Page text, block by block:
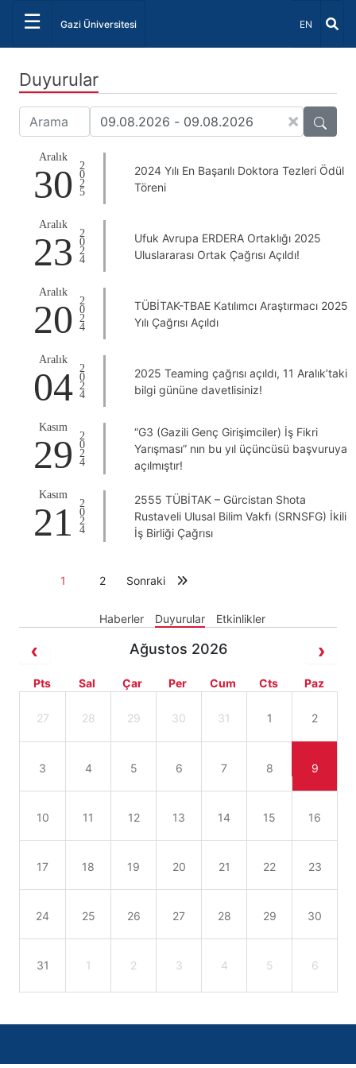
☰ Gazi Üniversitesi Dil Seçiniz
EN
Duyurular
×
Aralık
30 2025
2024 Yılı En Başarılı Doktora Tezleri Ödül
Töreni
Aralık
23 2024
Ufuk Avrupa ERDERA Ortaklığı 2025
Uluslararası Ortak Çağrısı Açıldı!
Aralık
20 2024
TÜBİTAK-TBAE Katılımcı Araştırmacı 2025
Yılı Çağrısı Açıldı
Aralık
042024
2025 Teaming çağrısı açıldı, 11 Aralık’taki
bilgi gününe davetlisiniz!
Kasım
29 2024
“G3 (Gazili Genç Girişimciler) İş Fikri
Yarışması” nın bu yıl üçüncüsü başvuruya
açılmıştır!
Kasım
21 2024
2555 TÜBİTAK – Gürcistan Shota
Rustaveli Ulusal Bilim Vakfı (SRNSFG) İkili
İş Birliği Çağrısı
1 2 Sonraki
Haberler Duyurular Etkinlikler
Ağustos 2026
Pts Sal Çar Per Cum Cts Paz
27 28 29 30 31 1 2
3 4 5 6 7 8 9
10 11 12 13 14 15 16
17 18 19 20 21 22 23
24 25 26 27 28 29 30
31 1 2 3 4 5 6